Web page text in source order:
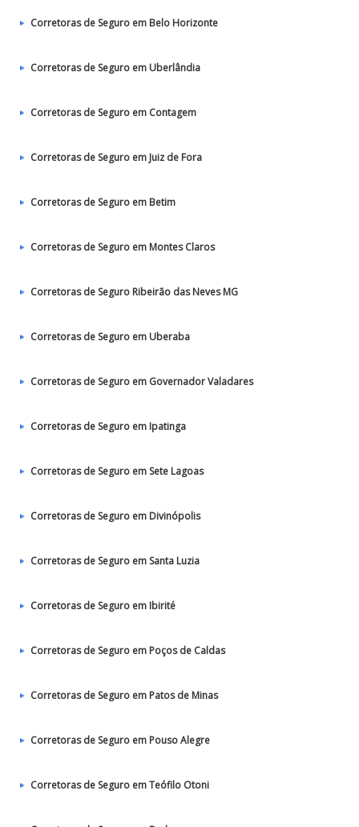
Corretoras de Seguro em Belo Horizonte
Corretoras de Seguro em Uberlândia
Corretoras de Seguro em Contagem
Corretoras de Seguro em Juiz de Fora
Corretoras de Seguro em Betim
Corretoras de Seguro em Montes Claros
Corretoras de Seguro Ribeirão das Neves MG
Corretoras de Seguro em Uberaba
Corretoras de Seguro em Governador Valadares
Corretoras de Seguro em Ipatinga
Corretoras de Seguro em Sete Lagoas
Corretoras de Seguro em Divinópolis
Corretoras de Seguro em Santa Luzia
Corretoras de Seguro em Ibirité
Corretoras de Seguro em Poços de Caldas
Corretoras de Seguro em Patos de Minas
Corretoras de Seguro em Pouso Alegre
Corretoras de Seguro em Teófilo Otoni